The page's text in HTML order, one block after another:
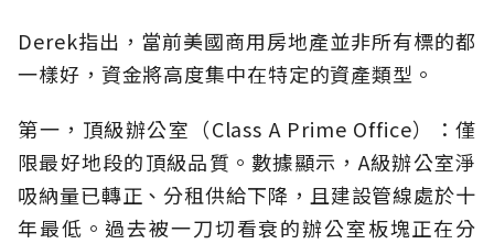
Derek指出，當前美國商用房地產並非所有標的都
一樣好，資金將高度集中在特定的資產類型。
第一，頂級辦公室（Class A Prime Office）：僅
限最好地段的頂級品質。數據顯示，A級辦公室淨
吸納量已轉正、分租供給下降，且建設管線處於十
年最低。過去被一刀切看衰的辦公室板塊正在分